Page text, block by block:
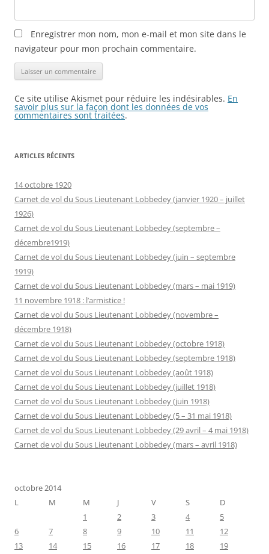
Enregistrer mon nom, mon e-mail et mon site dans le
navigateur pour mon prochain commentaire.
Ce site utilise Akismet pour réduire les indésirables. En
savoir plus sur la façon dont les données de vos
commentaires sont traitées.
ARTICLES RÉCENTS
14 octobre 1920
Carnet de vol du Sous Lieutenant Lobbedey (janvier 1920 – juillet
1926)
Carnet de vol du Sous Lieutenant Lobbedey (septembre –
décembre1919)
Carnet de vol du Sous Lieutenant Lobbedey (juin – septembre
1919)
Carnet de vol du Sous Lieutenant Lobbedey (mars – mai 1919)
11 novembre 1918 : l’armistice !
Carnet de vol du Sous Lieutenant Lobbedey (novembre –
décembre 1918)
Carnet de vol du Sous Lieutenant Lobbedey (octobre 1918)
Carnet de vol du Sous Lieutenant Lobbedey (septembre 1918)
Carnet de vol du Sous Lieutenant Lobbedey (août 1918)
Carnet de vol du Sous Lieutenant Lobbedey (juillet 1918)
Carnet de vol du Sous Lieutenant Lobbedey (juin 1918)
Carnet de vol du Sous Lieutenant Lobbedey (5 – 31 mai 1918)
Carnet de vol du Sous Lieutenant Lobbedey (29 avril – 4 mai 1918)
Carnet de vol du Sous Lieutenant Lobbedey (mars – avril 1918)
octobre 2014
L
M M J V S
D
1
2 3 4
5
6
7 8 9 10 11
12
13
14 15 16 17 18
19